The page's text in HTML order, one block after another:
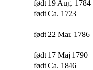
født 19 Aug. 1784
født Ca. 1723
født 22 Mar. 1786
født 17 Maj 1790
født Ca. 1846